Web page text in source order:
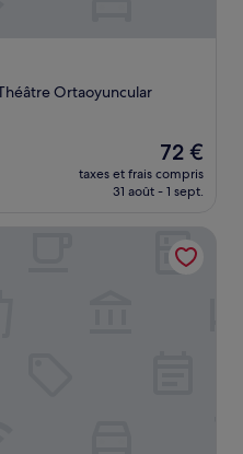
Ortaoyuncular
Le
nouveau
prix
de
72 €
72 €
taxes et frais compris
31 août - 1 sept.